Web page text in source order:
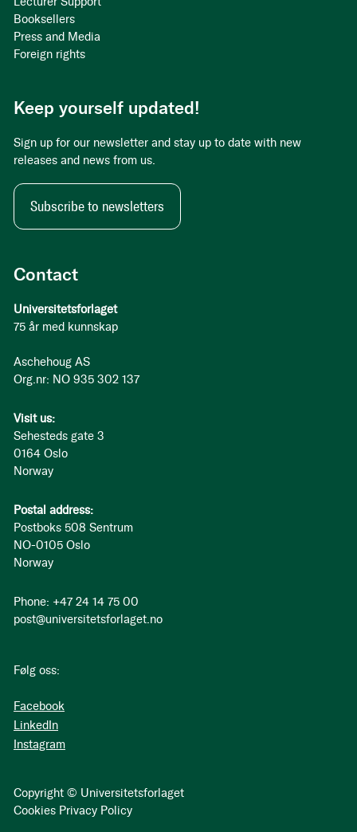
Contact
Universitetsforlaget
75 år med kunnskap
Aschehoug AS
Org.nr: NO 935 302 137
Visit us:
Sehesteds gate 3
0164 Oslo
Norway
Postal address:
Postboks 508 Sentrum
NO-0105 Oslo
Norway
Phone: +47 24 14 75 00
post@universitetsforlaget.no
Følg oss:
Facebook
LinkedIn
Instagram
Copyright © Universitetsforlaget
Cookies Privacy Policy
Booksellers
Press and Media
Foreign rights
Keep yourself updated!
Sign up for our newsletter and stay up to date with new
releases and news from us.
Subscribe to newsletters